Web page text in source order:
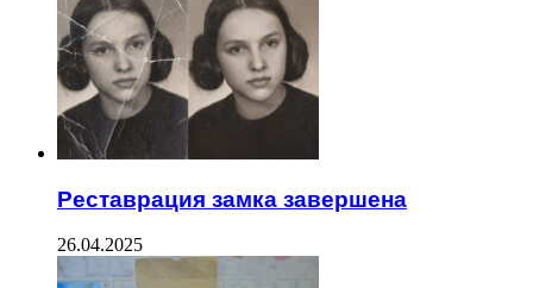
Реставрация замка завершена
26.04.2025